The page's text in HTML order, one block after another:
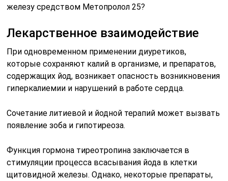
железу средством Метопролол 25?
Лекарственное взаимодействие
При одновременном применении диуретиков,
которые сохраняют калий в организме, и препаратов,
содержащих йод, возникает опасность возникновения
гиперкалиемии и нарушений в работе сердца.
Сочетание литиевой и йодной терапий может вызвать
появление зоба и гипотиреоза.
Функция гормона тиреотропина заключается в
стимуляции процесса всасывания йода в клетки
щитовидной железы. Однако, некоторые препараты,